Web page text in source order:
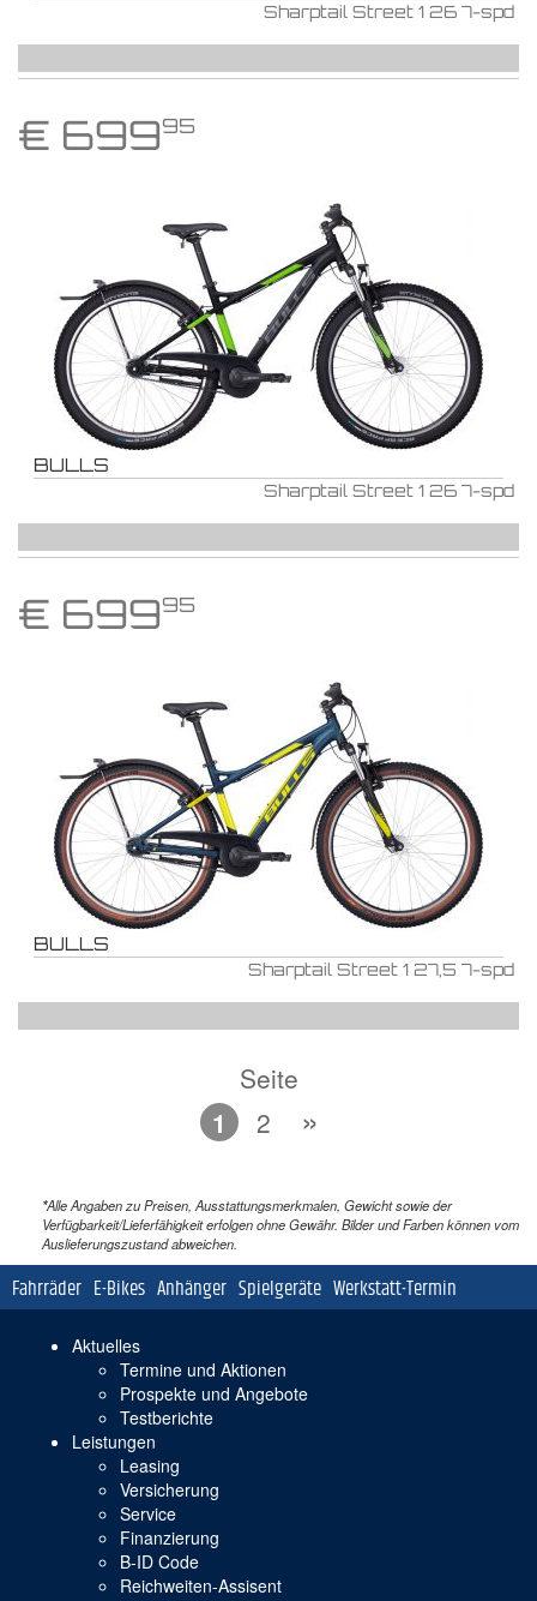
Sharptail Street 1 26 7-spd
€ 69995
BULLS
Sharptail Street 1 26 7-spd
€ 69995
BULLS
Sharptail Street 1 27,5 7-spd
Seite
*Alle Angaben zu Preisen, Ausstattungsmerkmalen, Gewicht sowie der
Verfügbarkeit/Lieferfähigkeit erfolgen ohne Gewähr. Bilder und Farben können vom
Auslieferungszustand abweichen.
Navigation
überspringen
Fahrräder E-Bikes Anhänger Spielgeräte Werkstatt-Termin
Navigation
überspringen
Aktuelles
Termine und Aktionen
Prospekte und Angebote
Testberichte
Leistungen
Leasing
Versicherung
Service
Finanzierung
B-ID Code
Reichweiten-Assisent